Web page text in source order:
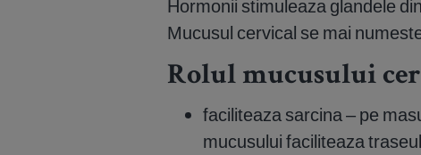
Hormonii stimuleaza glandele
Mucusul cervical se mai
Rolul mucusului
faciliteaza sarcina – pe
mucusului faciliteaza